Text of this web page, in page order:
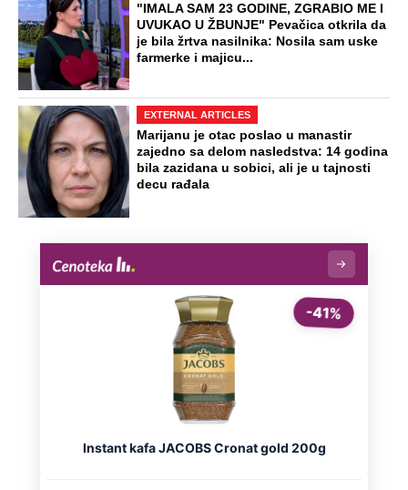
"IMALA SAM 23 GODINE, ZGRABIO ME I
UVUKAO U ŽBUNJE" Pevačica otkrila da
je bila žrtva nasilnika: Nosila sam uske
farmerke i majicu...
EXTERNAL ARTICLES
Marijanu je otac poslao u manastir
zajedno sa delom nasledstva: 14 godina
bila zazidana u sobici, ali je u tajnosti
decu rađala